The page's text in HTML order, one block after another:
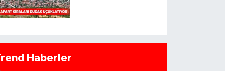
Haberler